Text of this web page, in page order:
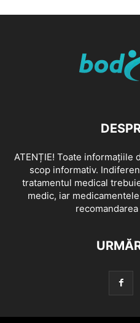
ATENȚIE! Toate informațiile
scop informativ.
tratamentul medical
medic, iar